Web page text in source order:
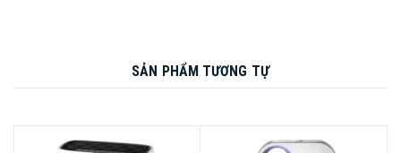
SẢN PHẨM TƯƠNG TỰ